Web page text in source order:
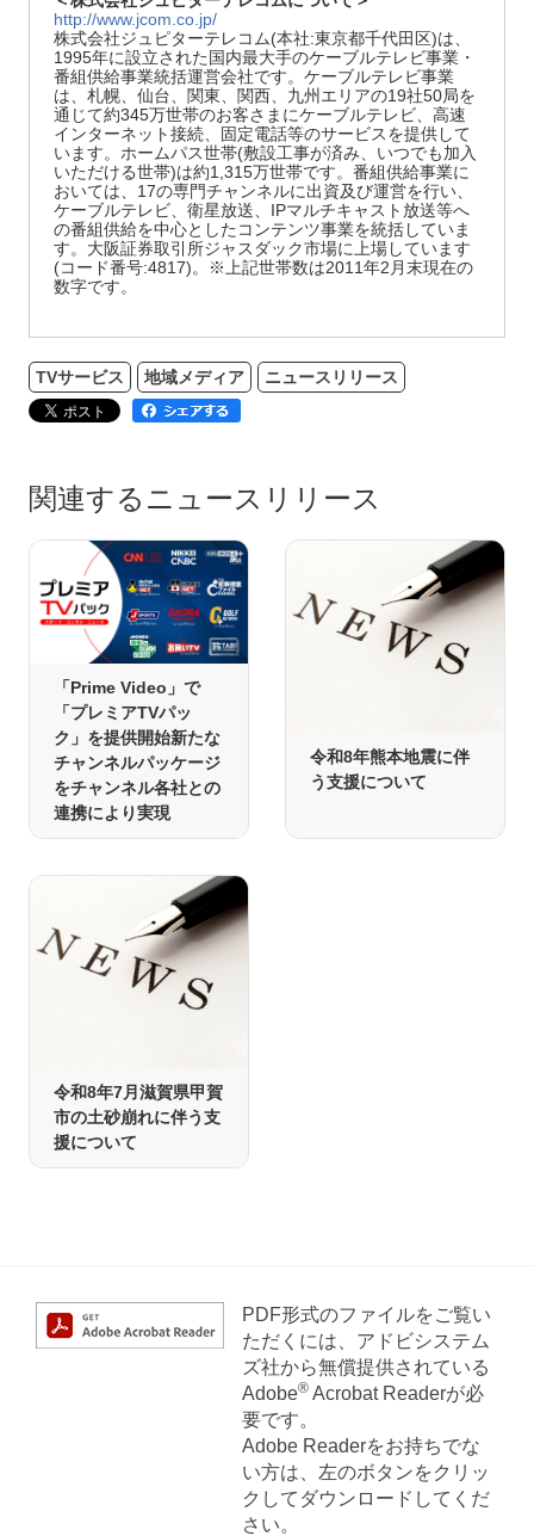
http://www.jcom.co.jp/
株式会社ジュピターテレコム(本社:東京都千代田区)は、
1995年に設立された国内最大手のケーブルテレビ事業・
番組供給事業統括運営会社です。ケーブルテレビ事業
は、札幌、仙台、関東、関西、九州エリアの19社50局を
通じて約345万世帯のお客さまにケーブルテレビ、高速
インターネット接続、固定電話等のサービスを提供して
います。ホームパス世帯(敷設工事が済み、いつでも加入
いただける世帯)は約1,315万世帯です。番組供給事業に
おいては、17の専門チャンネルに出資及び運営を行い、
ケーブルテレビ、衛星放送、IPマルチキャスト放送等へ
の番組供給を中心としたコンテンツ事業を統括していま
す。大阪証券取引所ジャスダック市場に上場しています
(コード番号:4817)。※上記世帯数は2011年2月末現在の
数字です。
TVサービス 地域メディア ニュースリリース
関連するニュースリリース
「Prime Video」で
「プレミアTVパッ
ク」を提供開始新たな
チャンネルパッケージ
をチャンネル各社との
連携により実現
令和8年熊本地震に伴
う支援について
令和8年7月滋賀県甲賀
市の土砂崩れに伴う支
援について
PDF形式のファイルをご覧い
ただくには、アドビシステム
ズ社から無償提供されている
Adobe®Acrobat Readerが必
要です。
Adobe Readerをお持ちでな
い方は、左のボタンをクリッ
クしてダウンロードしてくだ
さい。